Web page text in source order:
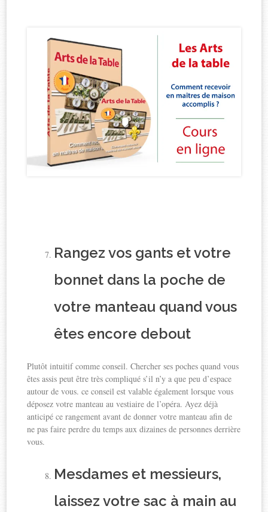
Rangez vos gants et votre
bonnet dans la poche de
votre manteau quand vous
êtes encore debout
Plutôt intuitif comme conseil. Chercher ses poches quand vous
êtes assis peut être très compliqué s’il n’y a que peu d’espace
autour de vous. ce conseil est valable également lorsque vous
déposez votre manteau au vestiaire de l’opéra. Ayez déjà
anticipé ce rangement avant de donner votre manteau afin de
ne pas faire perdre du temps aux dizaines de personnes derrière
vous.
Mesdames et messieurs,
laissez votre sac à main au